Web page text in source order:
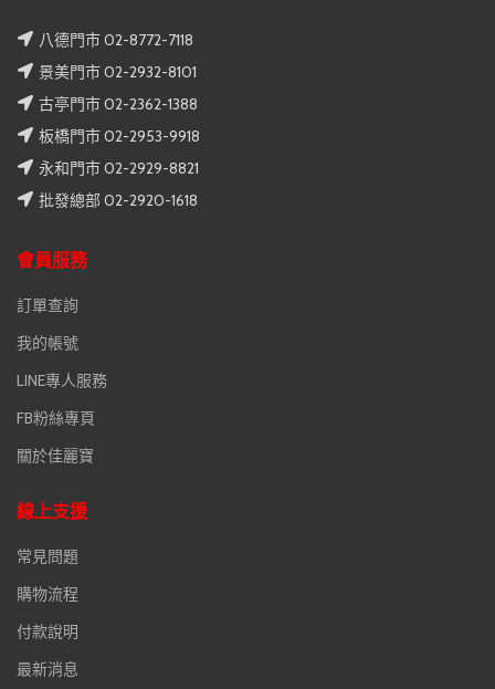
八德門市 02-8772-7118
景美門市 02-2932-8101
古亭門市 02-2362-1388
板橋門市 02-2953-9918
永和門市 02-2929-8821
批發總部 02-2920-1618
會員服務
訂單查詢
我的帳號
LINE專人服務
FB粉絲專頁
關於佳麗寶
線上支援
常見問題
購物流程
付款說明
最新消息